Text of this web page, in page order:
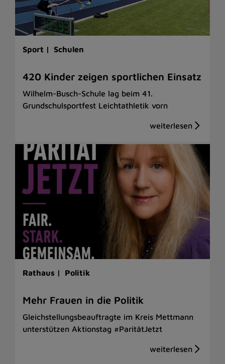
Sport | Schulen
420 Kinder zeigen sportlichen Einsatz
Wilhelm-Busch-Schule lag beim 41.
Grundschulsportfest Leichtathletik vorn
Rathaus | Politik
Mehr Frauen in die Politik
Gleichstellungsbeauftragte im Kreis Mettmann
unterstützen Aktionstag #ParitätJetzt